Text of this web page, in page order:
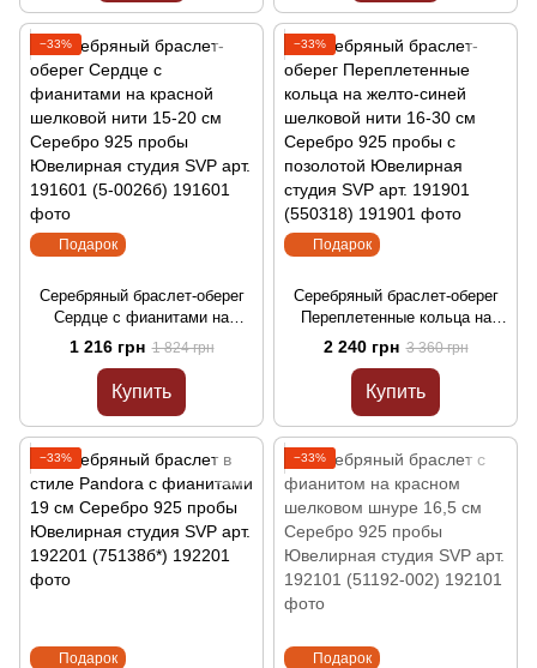
Подарок
−33%
Серебряный браслет-оберег
Сердце с фианитами на
красной шелковой нити 15-20
см Серебро 925 пробы
Ювелирная студия SVP арт.
191601 (5-0026б)
1 216 грн 1 824 грн
Купить
Подарок
−33%
Серебряный браслет-оберег
Переплетенные кольца на
желто-синей шелковой нити
16-30 см Серебро 925 пробы с
позолотой Ювелирная студия
SVP арт. 191901 (550318)
2 240 грн 3 360 грн
Купить
Подарок
−33%
Подарок
−33%